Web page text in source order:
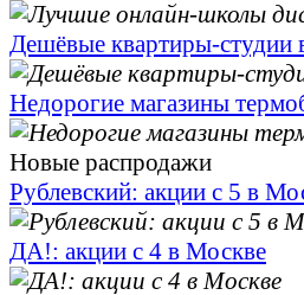
Дешёвые квартиры-студии
Недорогие магазины
Новые распродажи
Рублевский: акции с 5 в
ДА!: акции с 4 в Москве